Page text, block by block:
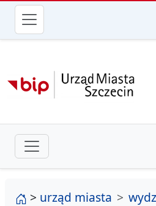
przejdź do głównego
strona główna
> urząd miasta